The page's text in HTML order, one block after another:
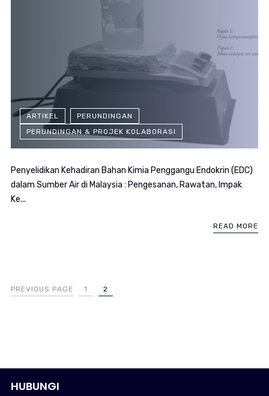
ARTIKEL
PERUNDINGAN
PERUNDINGAN & PROJEK KOLABORASI
Penyelidikan Kehadiran Bahan Kimia Penggangu Endokrin (EDC)
dalam Sumber Air di Malaysia : Pengesanan, Rawatan, Impak
Ke...
READ MORE
PREVIOUS PAGE 1 2
HUBUNGI